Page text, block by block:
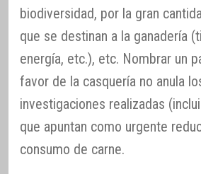
biodiversidad, por la gran
que se destinan a la ganadería
energía, etc.), etc. Nombrar un
favor de la casquería no anula
investigaciones realizadas
que apuntan como urgente
consumo de carne.